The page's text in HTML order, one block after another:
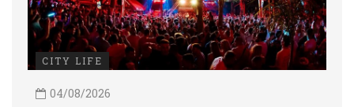
CITY LIFE
04/08/2026